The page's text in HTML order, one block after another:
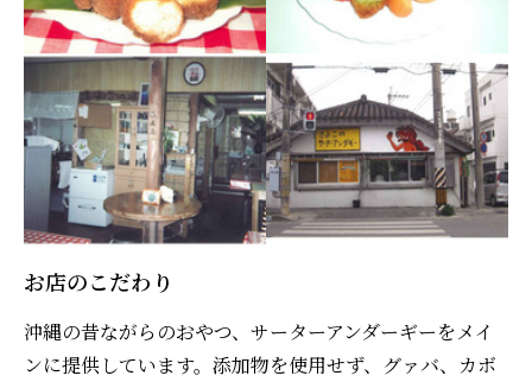
お店のこだわり
沖縄の昔ながらのおやつ、サーターアンダーギーをメイ
ンに提供しています。添加物を使用せず、グァバ、カボ